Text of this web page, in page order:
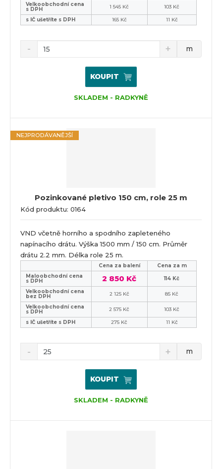
Velkoobchodní cena
s DPH 1 545 Kč
103 Kč
s IČ ušetříte s DPH
165 Kč 11 Kč
m
KOUPIT
SKLADEM - RADKYNĚ
Pozinkované pletivo 150 cm, role 25 m
Kód produktu: 0164
NEJPRODÁVANĚJŠÍ
VND včetně horního a spodního zapleteného
napínacího drátu. Výška 1500 mm / 150 cm. Průměr
drátu 2.2 mm. Délka role 25 m.
Cena za balení
Cena za m
Maloobchodní cena
s DPH 2 850 Kč
114 Kč
Velkoobchodní cena
bez DPH 2 125 Kč
85 Kč
Velkoobchodní cena
s DPH 2 575 Kč
103 Kč
s IČ ušetříte s DPH
275 Kč 11 Kč
m
KOUPIT
SKLADEM - RADKYNĚ